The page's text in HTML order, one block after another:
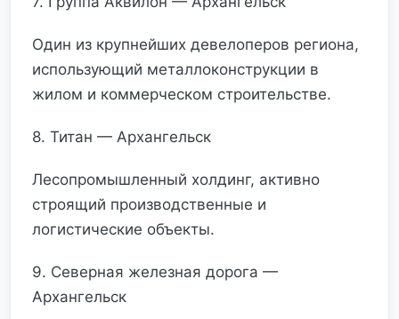
Один из крупнейших девелоперов региона,
использующий металлоконструкции в
жилом и коммерческом строительстве.
8. Титан — Архангельск
Лесопромышленный холдинг, активно
строящий производственные и
логистические объекты.
9. Северная железная дорога —
Архангельск